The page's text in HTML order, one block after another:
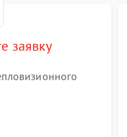
заявку